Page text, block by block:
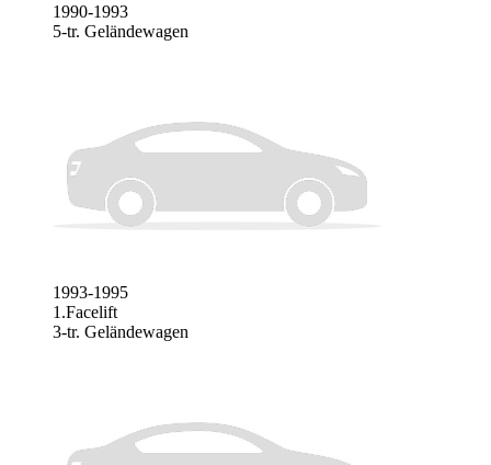
1990-1993
5-tr. Geländewagen
1993-1995
1.Facelift
3-tr. Geländewagen